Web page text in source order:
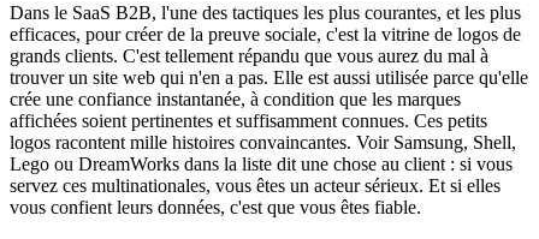
Dans le SaaS B2B, l'une des tactiques les plus courantes, et les plus
efficaces, pour créer de la preuve sociale, c'est la vitrine de logos de
grands clients. C'est tellement répandu que vous aurez du mal à
trouver un site web qui n'en a pas. Elle est aussi utilisée parce qu'elle
crée une confiance instantanée, à condition que les marques
affichées soient pertinentes et suffisamment connues. Ces petits
logos racontent mille histoires convaincantes. Voir Samsung, Shell,
Lego ou DreamWorks dans la liste dit une chose au client : si vous
servez ces multinationales, vous êtes un acteur sérieux. Et si elles
vous confient leurs données, c'est que vous êtes fiable.